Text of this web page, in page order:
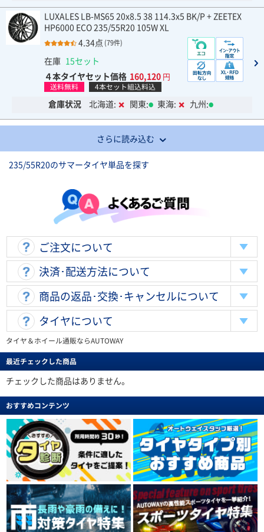
LUXALES LB-MS65 20x8.5 38 114.3x5 BK/P + ZEETEX
HP6000 ECO 235/55R20 105W XL
4.34点 (79件)
在庫 15セット
４本タイヤセット価格 160,120 円
送料無料 4本セット組込料込
倉庫状況 北海道: 関東: 東海: 九州:
さらに読み込む
235/55R20のサマータイヤ単品を探す
ご注文について
決済･配送方法について
商品の返品･交換･キャンセルについて
タイヤについて
タイヤ＆ホイール通販ならAUTOWAY
最近チェックした商品
チェックした商品はありません。
おすすめコンテンツ